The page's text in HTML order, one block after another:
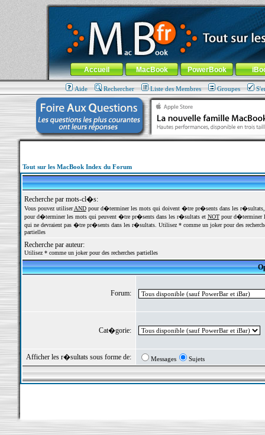
MacBook-fr.com : 100% Apple... 100% nomade !
Aller au contenu-Aller au menu général-Aller au menu de
Menu général
Accueil MacBook PowerBook
Aide Rechercher Liste des Membres Groupes
Tout sur les MacBook Index du Forum
Recherche par mots-cl�s:
Vous pouvez utiliserANDpour d�terminer les mots qui doivent �tre pr�sents dans les
pour d�terminer les mots qui peuvent �tre pr�sents dans les r�sultats et NOTpour d�terminer
qui ne devraient pas �tre pr�sents dans les r�sultats. Utilisez * comme un joker pour des
partielles
Recherche par auteur:
Utilisez * comme un joker pour des recherches partielles
Forum:
Cat�gorie:
Afficher les r�sultats sous forme de: Messages Sujets